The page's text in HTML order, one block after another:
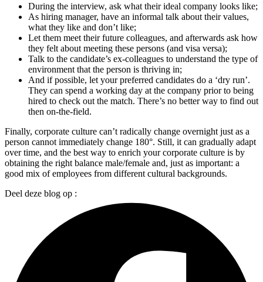
During the interview, ask what their ideal company looks like;
As hiring manager, have an informal talk about their values,
what they like and don’t like;
Let them meet their future colleagues, and afterwards ask how
they felt about meeting these persons (and visa versa);
Talk to the candidate’s ex-colleagues to understand the type of
environment that the person is thriving in;
And if possible, let your preferred candidates do a ‘dry run’.
They can spend a working day at the company prior to being
hired to check out the match. There’s no better way to find out
then on-the-field.
Finally, corporate culture can’t radically change overnight just as a
person cannot immediately change 180°. Still, it can gradually adapt
over time, and the best way to enrich your corporate culture is by
obtaining the right balance male/female and, just as important: a
good mix of employees from different cultural backgrounds.
Deel deze blog op :